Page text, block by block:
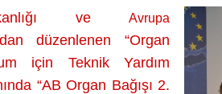
ve Avrupa
düzenlenen “Organ
için Teknik Yardım
“AB Organ Bağışı 2.